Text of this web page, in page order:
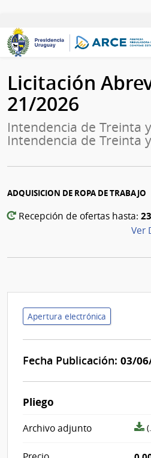
Licitación
21/2026
Intendencia de Treinta
Intendencia de Treinta
ADQUISICION DE ROPA DE TRABAJO
Recepción de ofertas hasta:
Ver
Apertura electrónica
Fecha Publicación: 03/
Pliego
Archivo adjunto